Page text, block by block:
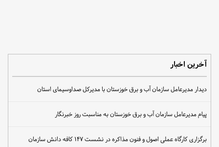
آخرین اخبار
دیدار مدیرعامل سازمان آب و برق خوزستان با مدیرکل صداوسیمای استان
پیام مدیرعامل سازمان آب و برق خوزستان به مناسبت روز خبرنگار
برگزاری کارگاه عملی اصول و فنون مذاکره در نشست ۱۴۷ کافه دانش سازمان